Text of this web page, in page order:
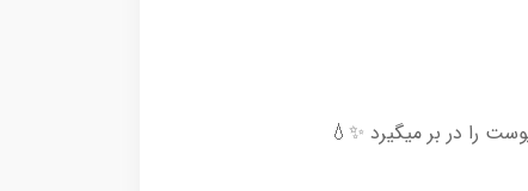
را در بر میگیرد ✨💧